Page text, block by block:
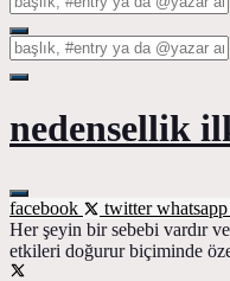
nedensellik
facebook twitterwhatsapp
Her şeyin bir sebebi vardır ve
etkileri doğurur biçiminde